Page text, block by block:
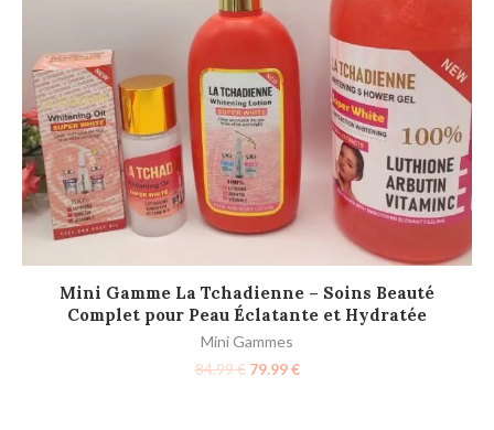
AJOUTER AU PANIER
Mini Gamme La Tchadienne – Soins Beauté
Complet pour Peau Éclatante et Hydratée
Mini Gammes
84.99€ 79.99€